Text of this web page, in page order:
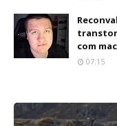
com
07:15